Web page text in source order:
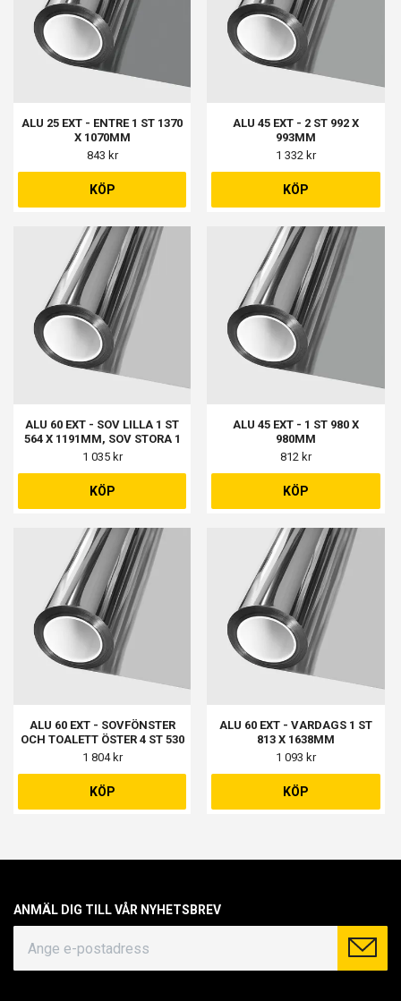
ALU 25 EXT - ENTRE 1 ST 1370
X 1070MM
843 kr
KÖP
ALU 45 EXT - 2 ST 992 X
993MM
1 332 kr
KÖP
ALU 60 EXT - SOV LILLA 1 ST
564 X 1191MM, SOV STORA 1
ST 569 X 1191MM
1 035 kr
KÖP
ALU 45 EXT - 1 ST 980 X
980MM
812 kr
KÖP
ALU 60 EXT - SOVFÖNSTER
OCH TOALETT ÖSTER 4 ST 530
X 1145MM
1 804 kr
KÖP
ALU 60 EXT - VARDAGS 1 ST
813 X 1638MM
1 093 kr
KÖP
ANMÄL DIG TILL VÅR NYHETSBREV